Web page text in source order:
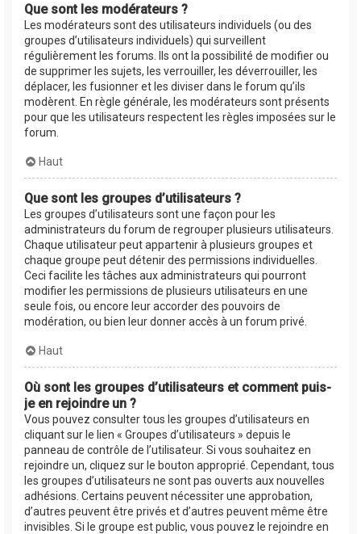
Que sont les modérateurs ?
Les modérateurs sont des utilisateurs individuels (ou des
groupes d’utilisateurs individuels) qui surveillent
régulièrement les forums. Ils ont la possibilité de modifier ou
de supprimer les sujets, les verrouiller, les déverrouiller, les
déplacer, les fusionner et les diviser dans le forum qu’ils
modèrent. En règle générale, les modérateurs sont présents
pour que les utilisateurs respectent les règles imposées sur le
forum.
Haut
Que sont les groupes d’utilisateurs ?
Les groupes d’utilisateurs sont une façon pour les
administrateurs du forum de regrouper plusieurs utilisateurs.
Chaque utilisateur peut appartenir à plusieurs groupes et
chaque groupe peut détenir des permissions individuelles.
Ceci facilite les tâches aux administrateurs qui pourront
modifier les permissions de plusieurs utilisateurs en une
seule fois, ou encore leur accorder des pouvoirs de
modération, ou bien leur donner accès à un forum privé.
Haut
Où sont les groupes d’utilisateurs et comment puis-
je en rejoindre un ?
Vous pouvez consulter tous les groupes d’utilisateurs en
cliquant sur le lien « Groupes d’utilisateurs » depuis le
panneau de contrôle de l’utilisateur. Si vous souhaitez en
rejoindre un, cliquez sur le bouton approprié. Cependant, tous
les groupes d’utilisateurs ne sont pas ouverts aux nouvelles
adhésions. Certains peuvent nécessiter une approbation,
d’autres peuvent être privés et d’autres peuvent même être
invisibles. Si le groupe est public, vous pouvez le rejoindre en